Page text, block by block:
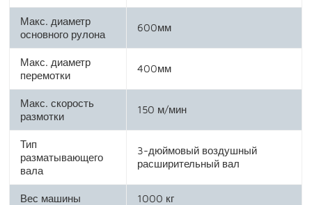
Макс. диаметр
основного рулона
600мм
Макс. диаметр
перемотки
400мм
Макс. скорость
размотки
150 м/мин
Тип
разматывающего
вала
3-дюймовый воздушный
расширительный вал
Вес машины 1000 кг